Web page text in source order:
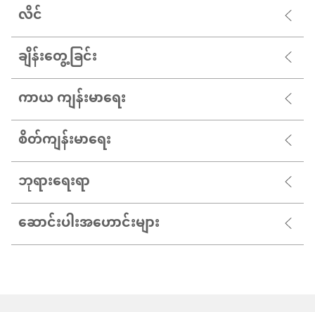
လိင်
ချိန်းတွေ့ခြင်း
ကာယ ကျန်းမာရေး
စိတ်ကျန်းမာရေး
ဘုရားရေးရာ
ဆောင်းပါးအဟောင်းများ